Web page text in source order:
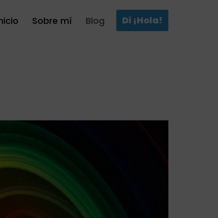
Sobre mí Blog Di ¡Hola!